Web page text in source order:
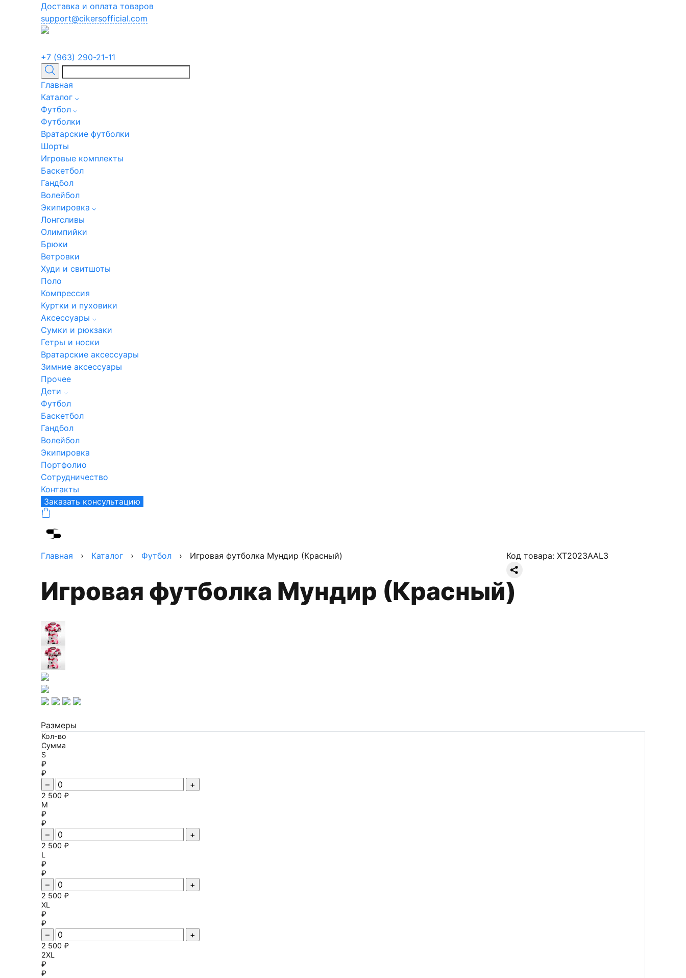
Доставка и оплата товаров
support@cikersofficial.com
+7 (963) 290-21-11
Главная
Каталог
Футбол
Футболки
Вратарские футболки
Шорты
Игровые комплекты
Баскетбол
Гандбол
Волейбол
Экипировка
Лонгсливы
Олимпийки
Брюки
Ветровки
Худи и свитшоты
Поло
Компрессия
Куртки и пуховики
Аксессуары
Сумки и рюкзаки
Гетры и носки
Вратарские аксессуары
Зимние аксессуары
Прочее
Дети
Футбол
Баскетбол
Гандбол
Волейбол
Экипировка
Портфолио
Сотрудничество
Контакты
Заказать консультацию
Главная › Каталог › Футбол › Игровая футболка Мундир (Красный) Код товара: XT2023AAL3
Игровая футболка Мундир (Красный)
Размеры
Кол-во
Сумма
S
₽
₽
– +
2 500 ₽
M
₽
₽
– +
2 500 ₽
L
₽
₽
– +
2 500 ₽
XL
₽
₽
– +
2 500 ₽
2XL
₽
₽